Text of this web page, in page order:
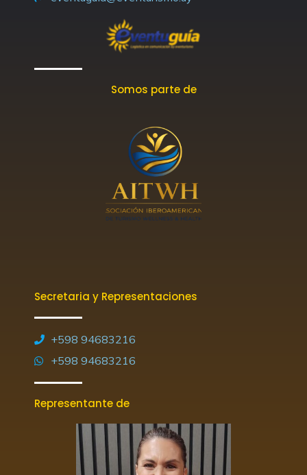
Somos parte de
Secretaria y Representaciones
+598 94683216
+598 94683216
Representante de